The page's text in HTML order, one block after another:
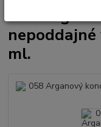
058
ml.